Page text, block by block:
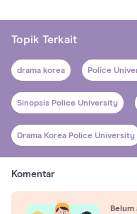
Topik Terkait
drama korea Police
Sinopsis Police University
Drama Korea Police University
Komentar
Belum